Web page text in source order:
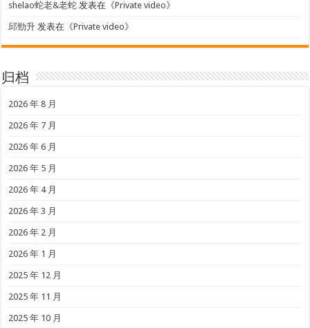
shelao蛇老&老蛇 发表在《Private video》
邱勁升 发表在《Private video》
归档
2026 年 8 月
2026 年 7 月
2026 年 6 月
2026 年 5 月
2026 年 4 月
2026 年 3 月
2026 年 2 月
2026 年 1 月
2025 年 12 月
2025 年 11 月
2025 年 10 月